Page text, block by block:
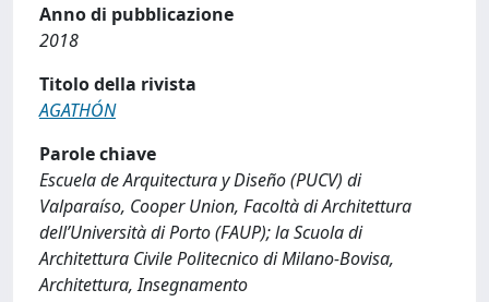
Anno di pubblicazione
2018
Titolo della rivista
AGATHÓN
Parole chiave
Escuela de Arquitectura y Diseño (PUCV) di
Valparaíso, Cooper Union, Facoltà di Architettura
dell’Università di Porto (FAUP); la Scuola di
Architettura Civile Politecnico di Milano-Bovisa,
Architettura, Insegnamento